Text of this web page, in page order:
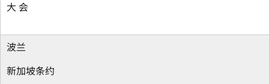
大 会
波兰
新加坡条约